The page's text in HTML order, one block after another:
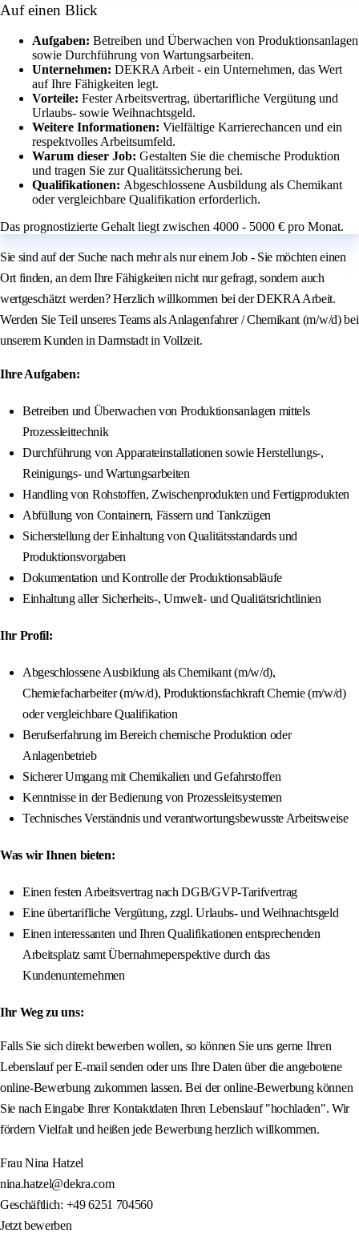
Auf einen Blick
Aufgaben: Betreiben und Überwachen von Produktionsanlagen
sowie Durchführung von Wartungsarbeiten.
Unternehmen: DEKRA Arbeit - ein Unternehmen, das Wert
auf Ihre Fähigkeiten legt.
Vorteile: Fester Arbeitsvertrag, übertarifliche Vergütung und
Urlaubs- sowie Weihnachtsgeld.
Weitere Informationen: Vielfältige Karrierechancen und ein
respektvolles Arbeitsumfeld.
Warum dieser Job: Gestalten Sie die chemische Produktion
und tragen Sie zur Qualitätssicherung bei.
Qualifikationen: Abgeschlossene Ausbildung als Chemikant
oder vergleichbare Qualifikation erforderlich.
Das prognostizierte Gehalt liegt zwischen 4000 - 5000 € pro Monat.
Sie sind auf der Suche nach mehr als nur einem Job - Sie möchten einen
Ort finden, an dem Ihre Fähigkeiten nicht nur gefragt, sondern auch
wertgeschätzt werden? Herzlich willkommen bei der DEKRA Arbeit.
Werden Sie Teil unseres Teams als Anlagenfahrer / Chemikant (m/w/d) bei
unserem Kunden in Darmstadt in Vollzeit.
Ihre Aufgaben:
Betreiben und Überwachen von Produktionsanlagen mittels
Prozessleittechnik
Durchführung von Apparateinstallationen sowie Herstellungs-,
Reinigungs- und Wartungsarbeiten
Handling von Rohstoffen, Zwischenprodukten und Fertigprodukten
Abfüllung von Containern, Fässern und Tankzügen
Sicherstellung der Einhaltung von Qualitätsstandards und
Produktionsvorgaben
Dokumentation und Kontrolle der Produktionsabläufe
Einhaltung aller Sicherheits-, Umwelt- und Qualitätsrichtlinien
Ihr Profil:
Abgeschlossene Ausbildung als Chemikant (m/w/d),
Chemiefacharbeiter (m/w/d), Produktionsfachkraft Chemie (m/w/d)
oder vergleichbare Qualifikation
Berufserfahrung im Bereich chemische Produktion oder
Anlagenbetrieb
Sicherer Umgang mit Chemikalien und Gefahrstoffen
Kenntnisse in der Bedienung von Prozessleitsystemen
Technisches Verständnis und verantwortungsbewusste Arbeitsweise
Was wir Ihnen bieten:
Einen festen Arbeitsvertrag nach DGB/GVP-Tarifvertrag
Eine übertarifliche Vergütung, zzgl. Urlaubs- und Weihnachtsgeld
Einen interessanten und Ihren Qualifikationen entsprechenden
Arbeitsplatz samt Übernahmeperspektive durch das
Kundenunternehmen
Ihr Weg zu uns:
Falls Sie sich direkt bewerben wollen, so können Sie uns gerne Ihren
Lebenslauf per E-mail senden oder uns Ihre Daten über die angebotene
online-Bewerbung zukommen lassen. Bei der online-Bewerbung können
Sie nach Eingabe Ihrer Kontaktdaten Ihren Lebenslauf "hochladen". Wir
fördern Vielfalt und heißen jede Bewerbung herzlich willkommen.
Frau Nina Hatzel
nina.hatzel@dekra.com
Geschäftlich: +49 6251 704560
Jetzt bewerben